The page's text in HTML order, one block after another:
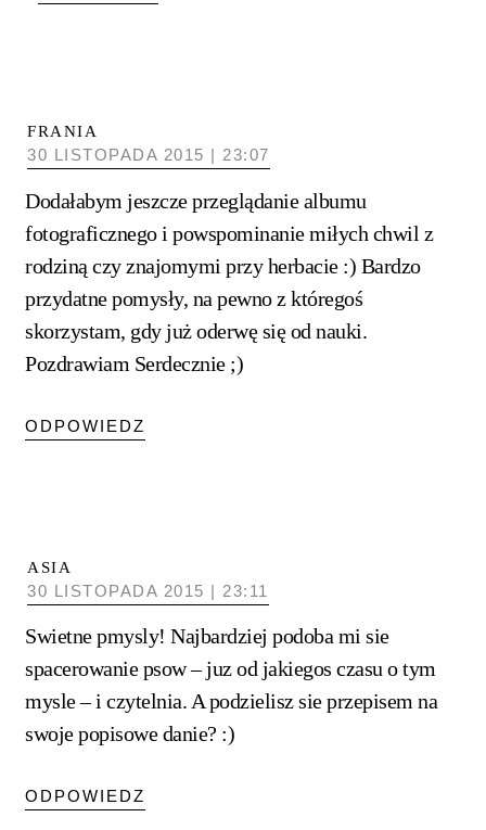
FRANIA
30 LISTOPADA 2015 | 23:07
Dodałabym jeszcze przeglądanie albumu
fotograficznego i powspominanie miłych chwil z
rodziną czy znajomymi przy herbacie :) Bardzo
przydatne pomysły, na pewno z któregoś
skorzystam, gdy już oderwę się od nauki.
Pozdrawiam Serdecznie ;)
ODPOWIEDZ
ASIA
30 LISTOPADA 2015 | 23:11
Swietne pmysly! Najbardziej podoba mi sie
spacerowanie psow – juz od jakiegos czasu o tym
mysle – i czytelnia. A podzielisz sie przepisem na
swoje popisowe danie? :)
ODPOWIEDZ